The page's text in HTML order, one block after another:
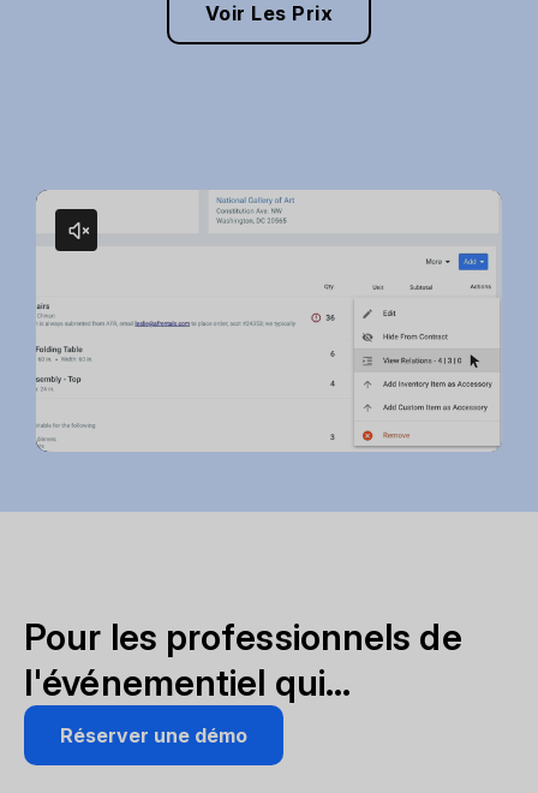
Voir Les Prix
Pour les professionnels de
l'événementiel qui...
Réserver une démo